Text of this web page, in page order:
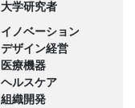
大学研究者
イノベーション
デザイン経営
医療機器
ヘルスケア
組織開発